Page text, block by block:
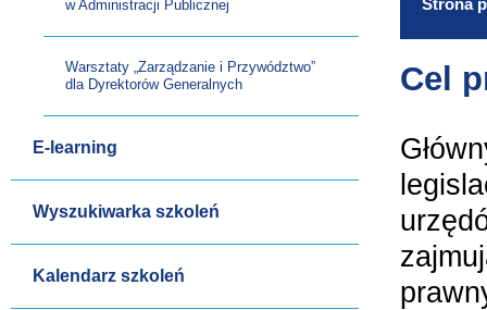
w Administracji Publicznej
Warsztaty „Zarządzanie i Przywództwo”
dla Dyrektorów Generalnych
E-learning
Wyszukiwarka szkoleń
Kalendarz szkoleń
Strona
Cel